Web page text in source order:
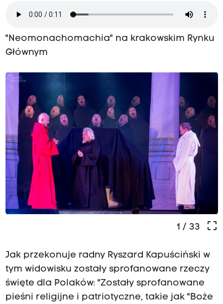
"Neomonachomachia" na krakowskim Rynku
Głównym
crop_free
1 / 33
Jak przekonuje radny Ryszard Kapuściński w
tym widowisku zostały sprofanowane rzeczy
święte dla Polaków: "Zostały sprofanowane
pieśni religijne i patriotyczne, takie jak "Boże